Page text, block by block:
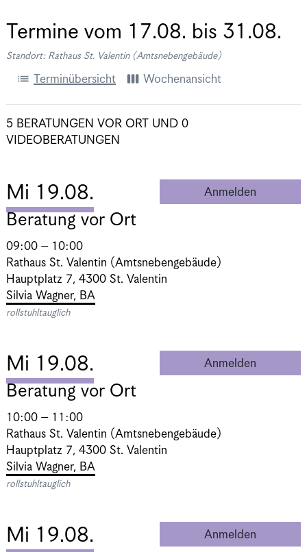
Termine vom 17.08. bis 31.08.
Standort: Rathaus St. Valentin (Amtsnebengebäude)
list Terminübersicht view_week Wochenansicht
5 BERATUNGEN VOR ORT UND 0
VIDEOBERATUNGEN
Mi 19.08. Anmelden
Beratung vor Ort
09:00 – 10:00
Rathaus St. Valentin (Amtsnebengebäude)
Hauptplatz 7, 4300 St. Valentin
Silvia Wagner, BA
rollstuhltauglich
Mi 19.08. Anmelden
Beratung vor Ort
10:00 – 11:00
Rathaus St. Valentin (Amtsnebengebäude)
Hauptplatz 7, 4300 St. Valentin
Silvia Wagner, BA
rollstuhltauglich
Mi 19.08. Anmelden